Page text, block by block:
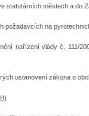
statutárních městech a do
požadavcích na
nařízení vlády č. 111/
ustanovení zákona o